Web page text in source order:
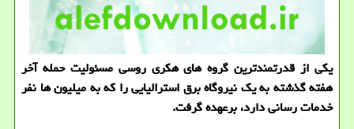
یکی از قدرتمندترین گروه های هکری روسی مسئولیت حمله آخر
هفته گذشته به یک نیروگاه برق استرالیایی را که به میلیون ها نفر
خدمات رسانی دارد، برعهده گرفت.